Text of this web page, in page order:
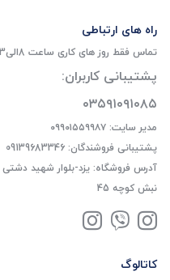
راه های ارتباطی
تماس فقط روز های کاری ساعت 8الی13
پشتیبانی کاربران:
۰۳۵۹۱۰۹۱۰۸۵
مدیر سایت: ۰۹۹۰۱۵۵۹۹۸۷
پشتیبانی فروشندگان: 09139683346
آدرس فروشگاه: یزد-بلوار شهید دشتی
نبش کوچه 45
کاتالوگ